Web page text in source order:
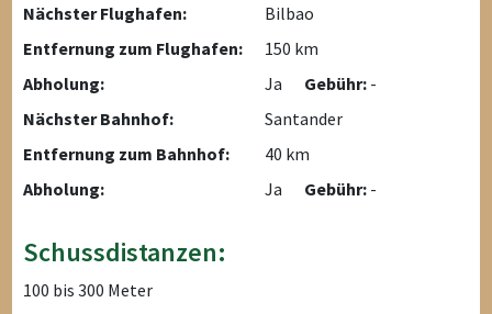
Nächster Flughafen:
Bilbao
Entfernung zum Flughafen:
150 km
Abholung:
Ja Gebühr: -
Nächster Bahnhof:
Santander
Entfernung zum Bahnhof:
40 km
Abholung:
Ja Gebühr: -
Schussdistanzen:
100 bis 300 Meter